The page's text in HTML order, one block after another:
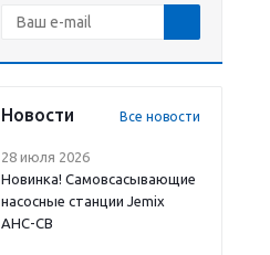
Новости Все новости
28 июля 2026
Новинка! Самовсасывающие
насосные станции Jemix
АНС-СВ